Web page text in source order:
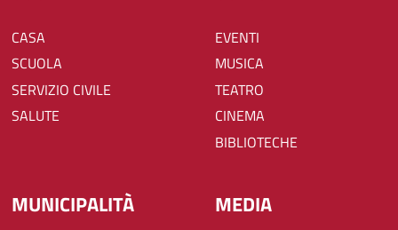
CASA
SCUOLA
SERVIZIO CIVILE
SALUTE
EVENTI
MUSICA
TEATRO
CINEMA
BIBLIOTECHE
MUNICIPALITÀ MEDIA